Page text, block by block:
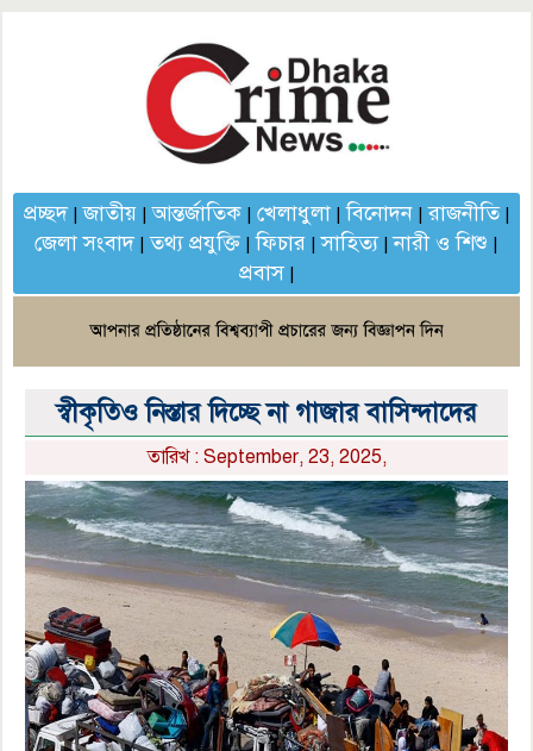
প্রচ্ছদ|জাতীয়|আন্তর্জাতিক| খেলাধুলা|বিনোদন|রাজনীতি|
জেলা সংবাদ|তথ্য প্রযুক্তি |ফিচার |সাহিত্য|নারী ও শিশু |
প্রবাস|
স্বীকৃতিও নিস্তার দিচ্ছে না গাজার বাসিন্দাদের
তারিখ : September, 23, 2025,